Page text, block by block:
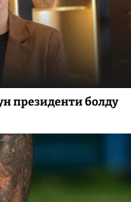
президенти болду